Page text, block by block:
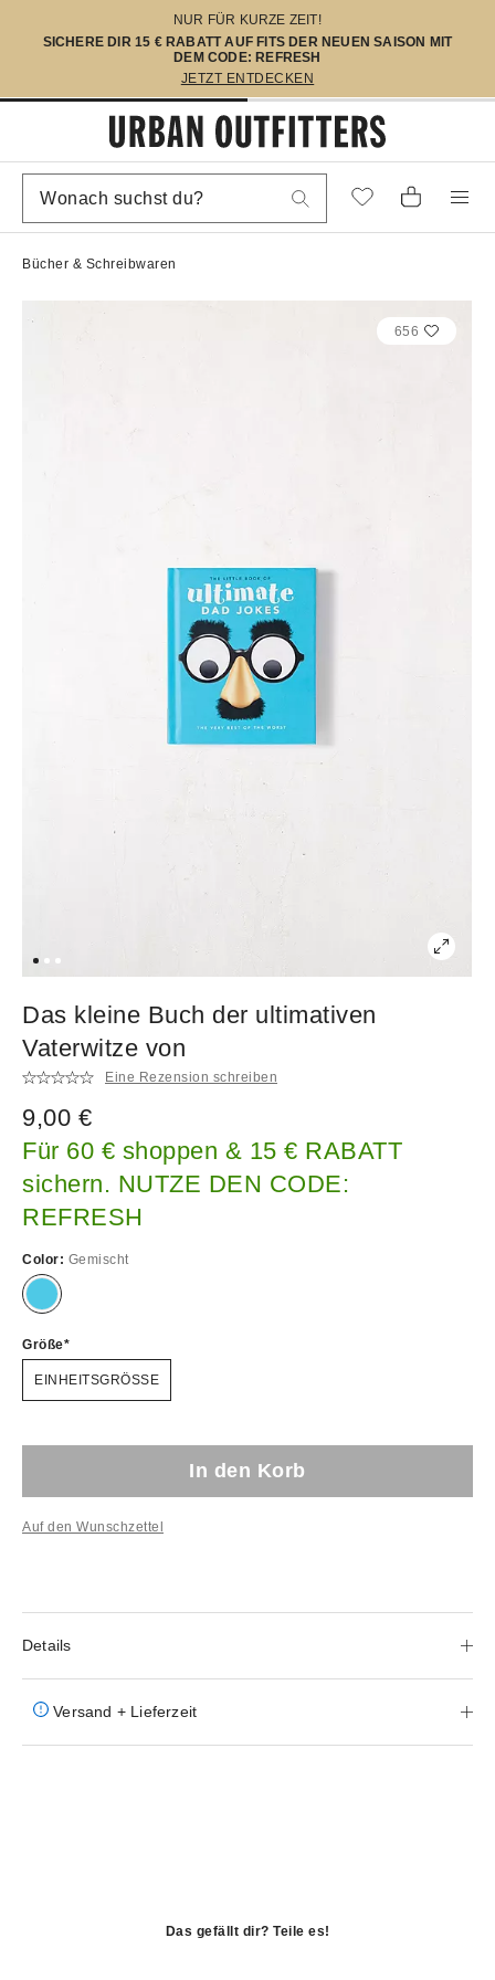
NUR FÜR KURZE ZEIT!
SICHERE DIR 15 € RABATT AUF FITS DER NEUEN SAISON MIT
DEM CODE: REFRESH
JETZT ENTDECKEN
Bücher & Schreibwaren
656
Das kleine Buch der ultimativen
Vaterwitze von
Eine Rezension schreiben
9,00 €
Für 60 € shoppen & 15 € RABATT
sichern. NUTZE DEN CODE:
REFRESH
Color: Gemischt
Größe
EINHEITSGRÖSSE
In den Korb
Auf den Wunschzettel
Details
Versand + Lieferzeit
Das gefällt dir? Teile es!